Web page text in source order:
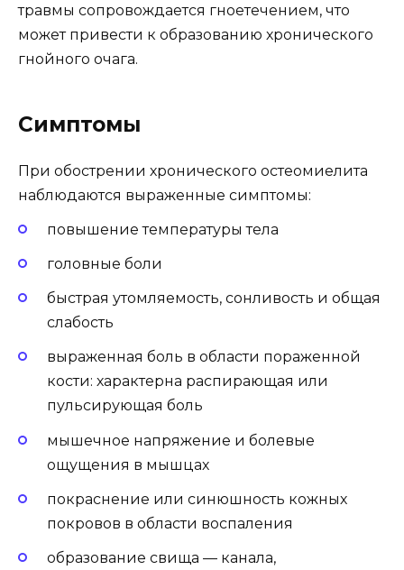
травмы сопровождается гноетечением, что
может привести к образованию хронического
гнойного очага.
Симптомы
При обострении хронического остеомиелита
наблюдаются выраженные симптомы:
повышение температуры тела
головные боли
быстрая утомляемость, сонливость и общая
слабость
выраженная боль в области пораженной
кости: характерна распирающая или
пульсирующая боль
мышечное напряжение и болевые
ощущения в мышцах
покраснение или синюшность кожных
покровов в области воспаления
образование свища — канала,